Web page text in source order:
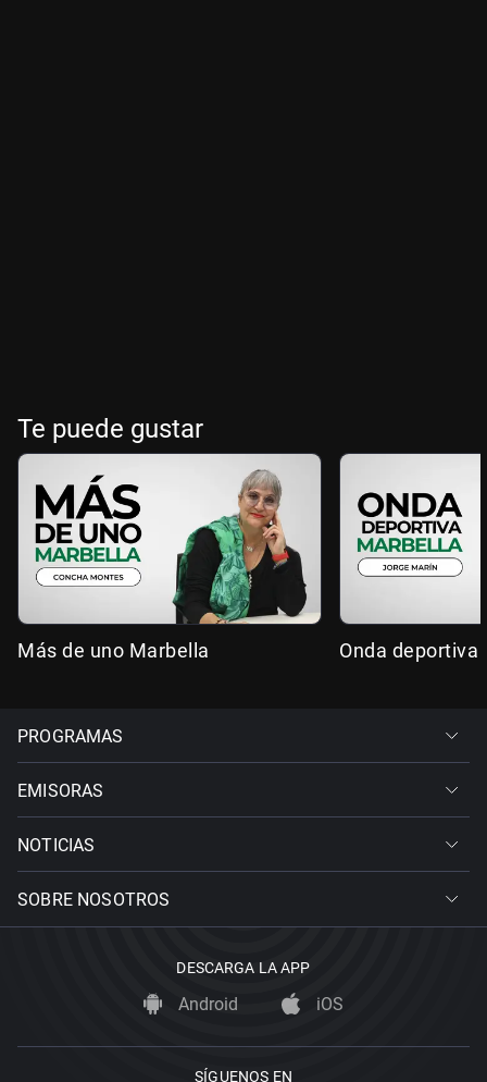
Te puede gustar
Más de uno Marbella Onda deportiva
PROGRAMAS
EMISORAS
NOTICIAS
SOBRE NOSOTROS
DESCARGA LA APP
Android iOS
SÍGUENOS EN